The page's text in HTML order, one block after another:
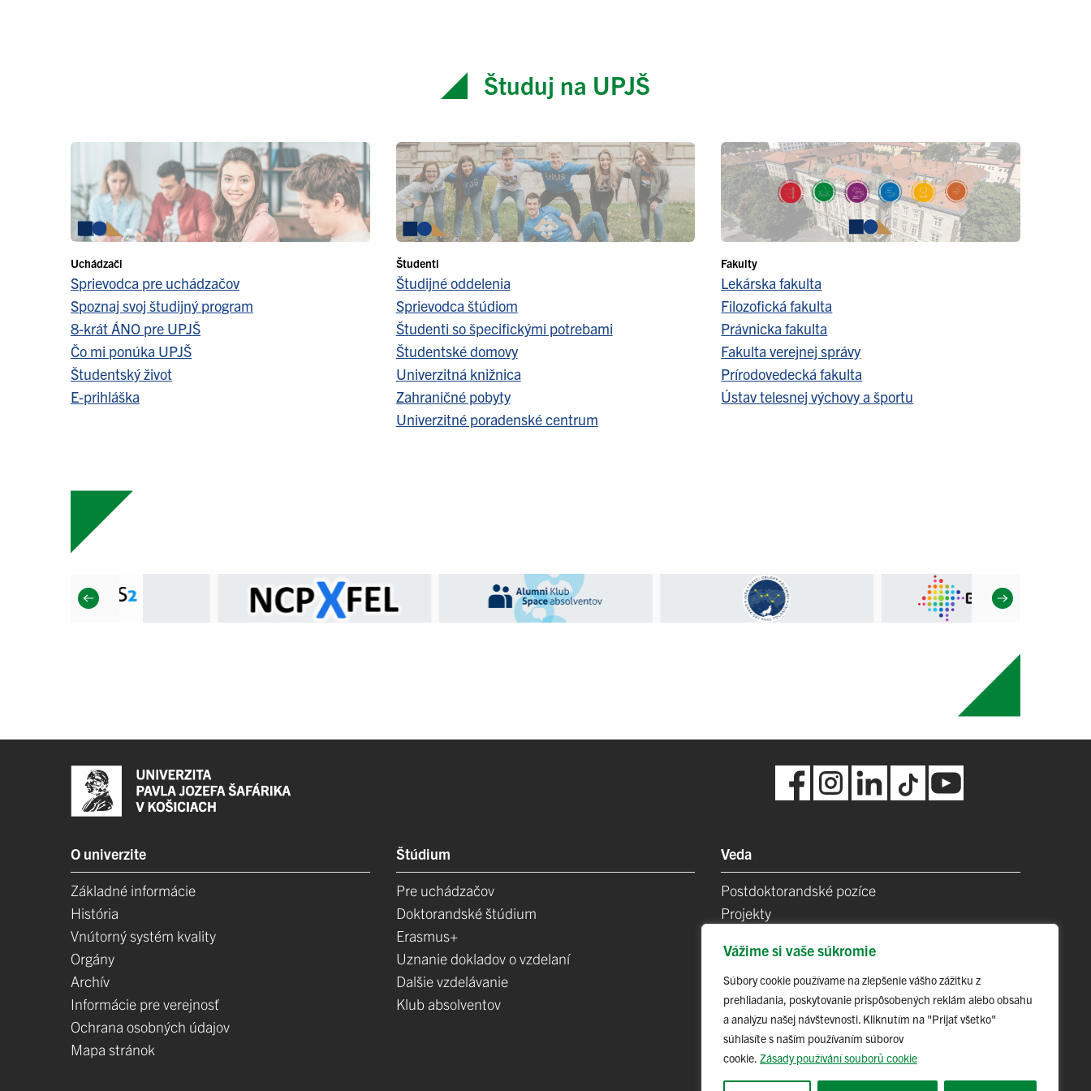
Vážime si vaše súkromie
Súbory cookie používame na zlepšenie vášho zážitku z
prehliadania, poskytovanie prispôsobených reklám alebo obsahu
a analýzu našej návštevnosti. Kliknutím na "Prijať všetko"
súhlasíte s naším používaním súborov
cookie. Zásady používání souborů cookie
Študuj na UPJŠ
Uchádzači
Sprievodca pre uchádzačov
Spoznaj svoj študijný program
8-krát ÁNO pre UPJŠ
Čo mi ponúka UPJŠ
Študentský život
E-prihláška
Študenti
Študijné oddelenia
Sprievodca štúdiom
Študenti so špecifickými potrebami
Študentské domovy
Univerzitná knižnica
Zahraničné pobyty
Univerzitné poradenské centrum
Fakulty
Lekárska fakulta
Filozofická fakulta
Právnicka fakulta
Fakulta verejnej správy
Prírodovedecká fakulta
Ústav telesnej výchovy a športu
O univerzite
Základné informácie
História
Vnútorný systém kvality
Orgány
Archív
Informácie pre verejnosť
Ochrana osobných údajov
Mapa stránok
Štúdium
Pre uchádzačov
Doktorandské štúdium
Erasmus+
Uznanie dokladov o vzdelaní
Dalšie vzdelávanie
Klub absolventov
Veda
Postdoktorandské pozíce
Projekty
TIP-UPJŠ
Vedecké parky
Evidencia publikačnej činnosti
Habilitačné a vymenúvacie konania